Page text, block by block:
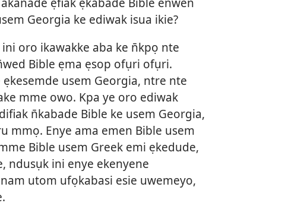
Georgia ke ediwak isua ikie?
oro ikawakke aba ke n̄kpọ nte
Bible ẹma ẹsop ofụri ofụri.
usem Georgia, ntre nte
mme owo. Kpa ye oro ediwak
n̄kabade Bible ke usem Georgia,
mmọ. Enye ama emen Bible usem
Bible usem Greek emi ẹkedude,
ndusụk ini enye ekenyene
utom ufọkabasi esie uwemeyo,